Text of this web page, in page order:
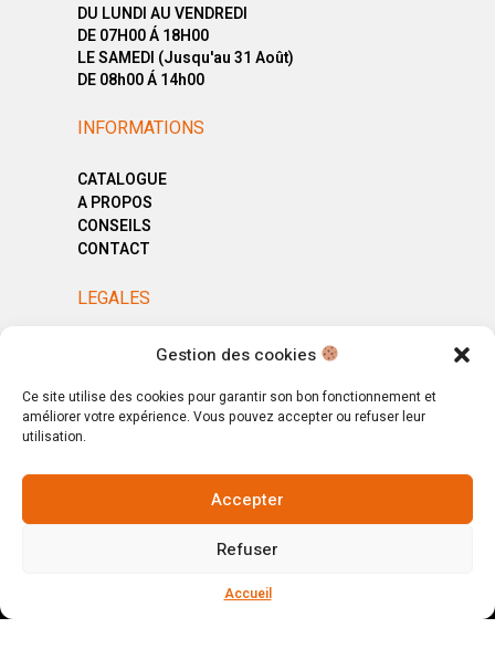
Gestion des cookies
Ce site utilise des cookies pour garantir son bon fonctionnement et
améliorer votre expérience. Vous pouvez accepter ou refuser leur
utilisation.
Accepter
Refuser
Accueil
DU LUNDI AU VENDREDI
DE 07H00 Á 18H00
LE SAMEDI (Jusqu'au 31 Août)
DE 08h00 Á 14h00
INFORMATIONS
CATALOGUE
A PROPOS
CONSEILS
CONTACT
LEGALES
MENTIONS LÉGALES
CGV
© Copyright 2025. All Rights Reserved.
Votre magasin, votre intérieur.